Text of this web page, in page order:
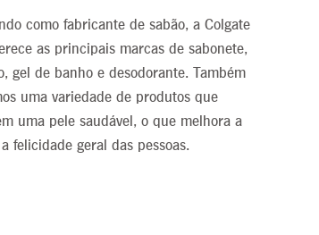
como fabricante de sabão, a Colgate
as principais marcas de sabonete,
gel de banho e desodorante. Também
uma variedade de produtos que
uma pele saudável, o que melhora a
felicidade geral das pessoas.